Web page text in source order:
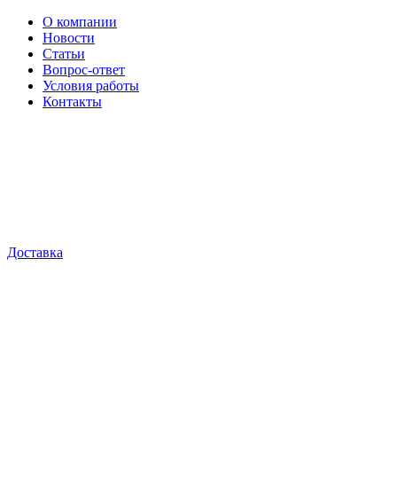
О компании
Новости
Статьи
Вопрос-ответ
Условия работы
Контакты
Доставка